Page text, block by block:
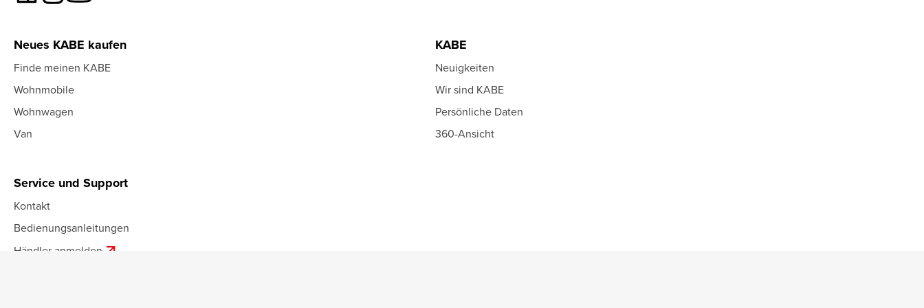
Neues KABE kaufen
Finde meinen KABE
Wohnmobile
Wohnwagen
Van
KABE
Neuigkeiten
Wir sind KABE
Persönliche Daten
360-Ansicht
Service und Support
Kontakt
Bedienungsanleitungen
Händler anmelden arrow_outward